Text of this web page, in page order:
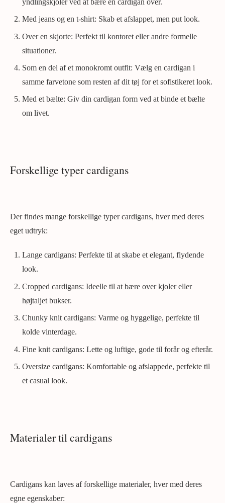
Med jeans og en t-shirt: Skab et afslappet, men put look.
Over en skjorte: Perfekt til kontoret eller andre formelle
situationer.
Som en del af et monokromt outfit: Vælg en cardigan i
samme farvetone som resten af dit tøj for et sofistikeret look.
Med et bælte: Giv din cardigan form ved at binde et bælte
om livet.
Forskellige typer cardigans
Der findes mange forskellige typer cardigans, hver med deres
eget udtryk:
Lange cardigans: Perfekte til at skabe et elegant, flydende
look.
Cropped cardigans: Ideelle til at bære over kjoler eller
højtaljet bukser.
Chunky knit cardigans: Varme og hyggelige, perfekte til
kolde vinterdage.
Fine knit cardigans: Lette og luftige, gode til forår og efterår.
Oversize cardigans: Komfortable og afslappede, perfekte til
et casual look.
Materialer til cardigans
Cardigans kan laves af forskellige materialer, hver med deres
egne egenskaber: